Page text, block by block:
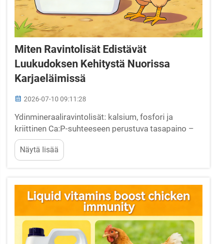
Miten Ravintolisät Edistävät
Luukudoksen Kehitystä Nuorissa
Karjaeläimissä
2026-07-10 09:11:28
Ydinmineraaliravintolisät: kalsium, fosfori ja
kriittinen Ca:P-suhteeseen perustuva tasapaino –
Ydinmineraaliravintolisät, erityisesti kalsium ja
fosfori, ovat perustavaa laatua olevia tekijöitä
nuorten eläinten luurakon kehitykselle. Niiden
Näytä lisää